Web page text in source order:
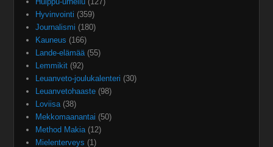
Hyvinvointi (359)
Journalismi (180)
Kauneus (166)
Lande-elämää(55)
Lemmikit (92)
Leuanveto-joulukalenteri (30)
Leuanvetohaaste (98)
Loviisa(38)
Mekkomaanantai (50)
Method Makia(12)
Mielenterveys (1)